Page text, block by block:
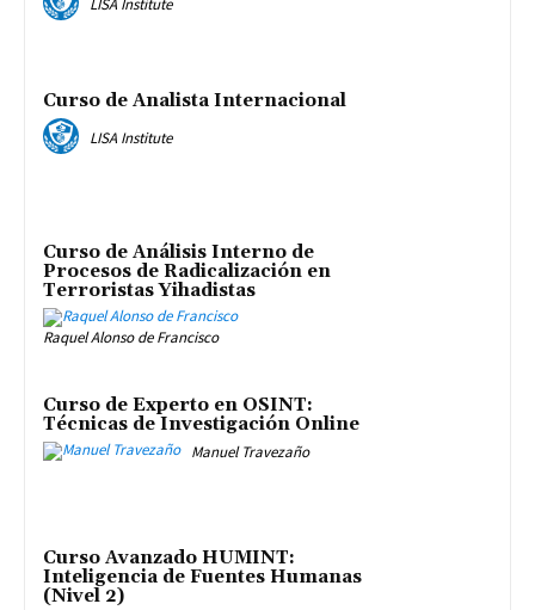
LISA Institute
Curso de Analista Internacional
LISA Institute
Curso de Análisis Interno de
Procesos de Radicalización en
Terroristas Yihadistas
Raquel Alonso de Francisco
Curso de Experto en OSINT:
Técnicas de Investigación Online
Manuel Travezaño
Curso Avanzado HUMINT:
Inteligencia de Fuentes Humanas
(Nivel 2)